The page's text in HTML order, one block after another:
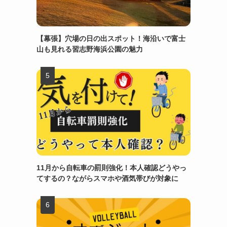
【幕張】穴場の日の出スポット！海沿いで富士
山も見れる習志野海浜公園の魅力
11月から自転車の罰則強化！本人確認どうやっ
てするの？ながらスマホや酒気帯びが対象に